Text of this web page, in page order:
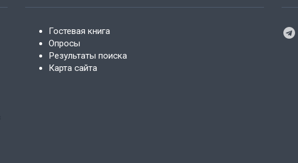
Гостевая книга
Опросы
Результаты поиска
Карта сайта